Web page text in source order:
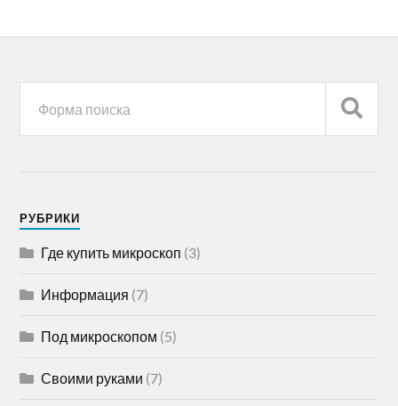
РУБРИКИ
Где купить микроскоп (3)
Информация (7)
Под микроскопом (5)
Своими руками (7)